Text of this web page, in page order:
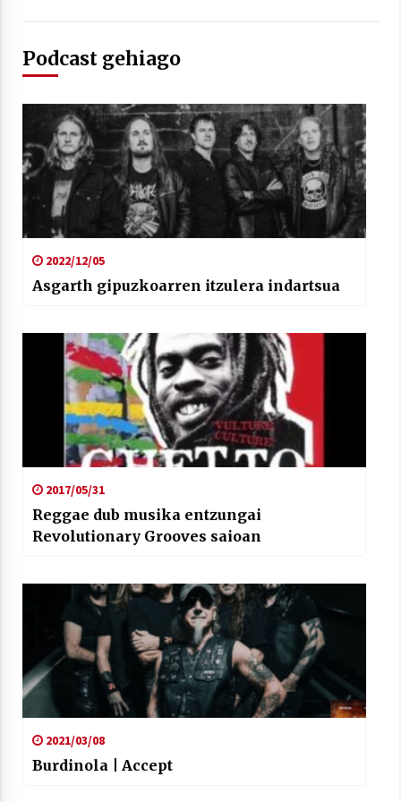
Arrosaren laburpen bideoa Hamaika
Telebistaren eskutik
2021/06/30
Podcast gehiago
2022/12/05
Asgarth gipuzkoarren itzulera indartsua
2017/05/31
Reggae dub musika entzungai
Revolutionary Grooves saioan
2021/03/08
Burdinola | Accept